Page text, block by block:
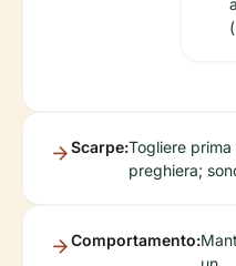
(
Scarpe:Togliere
preghiera;
Comportamento: